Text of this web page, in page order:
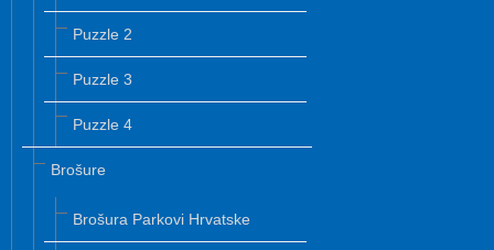
Puzzle 2
Puzzle 3
Puzzle 4
Brošure
Brošura Parkovi Hrvatske